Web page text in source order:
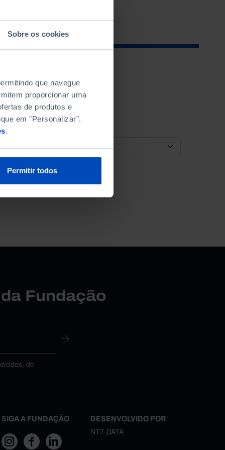
Sobre os cookies
que navegue
proporcionar uma
de produtos e
em "Personalizar".
.
Permitir todos
ORDENAR POR
Fundação
de
SIGA A FUNDAÇÃO DESENVOLVIDO POR
NTT DATA